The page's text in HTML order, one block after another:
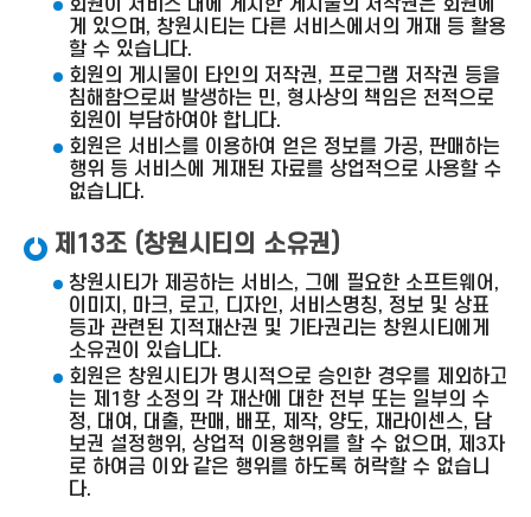
회원이 서비스 내에 게시한 게시물의 저작권은 회원에
게 있으며, 창원시티는 다른 서비스에서의 개재 등 활용
할 수 있습니다.
회원의 게시물이 타인의 저작권, 프로그램 저작권 등을
침해함으로써 발생하는 민, 형사상의 책임은 전적으로
회원이 부담하여야 합니다.
회원은 서비스를 이용하여 얻은 정보를 가공, 판매하는
행위 등 서비스에 게재된 자료를 상업적으로 사용할 수
없습니다.
제13조 (창원시티의 소유권)
창원시티가 제공하는 서비스, 그에 필요한 소프트웨어,
이미지, 마크, 로고, 디자인, 서비스명칭, 정보 및 상표
등과 관련된 지적재산권 및 기타권리는 창원시티에게
소유권이 있습니다.
회원은 창원시티가 명시적으로 승인한 경우를 제외하고
는 제1항 소정의 각 재산에 대한 전부 또는 일부의 수
정, 대여, 대출, 판매, 배포, 제작, 양도, 재라이센스, 담
보권 설정행위, 상업적 이용행위를 할 수 없으며, 제3자
로 하여금 이와 같은 행위를 하도록 허락할 수 없습니
다.